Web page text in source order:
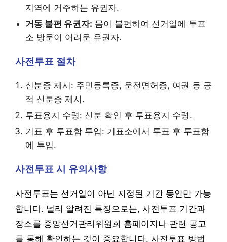
지역에 거주하는 유권자.
거동 불편 유권자: 몸이 불편하여 선거일에 투표
소 방문이 어려운 유권자.
사전투표 절차
신분증 제시: 주민등록증, 운전면허증, 여권 등 공
적 신분증 제시.
투표용지 수령: 신분 확인 후 투표용지 수령.
기표 후 투표함 투입: 기표소에서 투표 후 투표함
에 투입.
사전투표 시 유의사항
사전투표는 선거일이 아닌 지정된 기간 동안만 가능
합니다. 널리 알려진 특징으로는, 사전투표 기간과
장소를 중앙선거관리위원회 홈페이지나 관련 공고
를 통해 확인하는 것이 중요합니다. 사전투표 방법